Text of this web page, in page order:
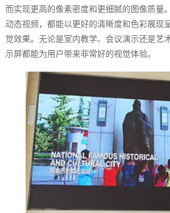
而实现更高的像素密度和更细腻的图像质量
动态视频，都能以更好的清晰度和色彩展现
觉效果。无论是室内教学、会议演示还是艺
示屏都能为用户带来非常好的视觉体验。